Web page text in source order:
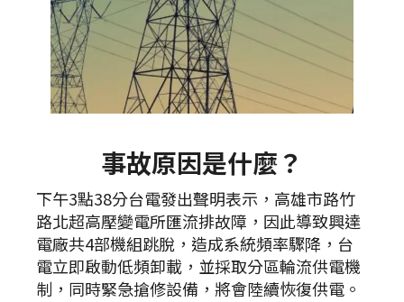
事故原因是什麼？
下午3點38分台電發出聲明表示，高雄市路竹
路北超高壓變電所匯流排故障，因此導致興達
電廠共4部機組跳脫，造成系統頻率驟降，台
電立即啟動低頻卸載，並採取分區輪流供電機
制，同時緊急搶修設備，將會陸續恢復供電。